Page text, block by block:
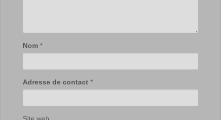
Nom *
Adresse de contact *
Site web